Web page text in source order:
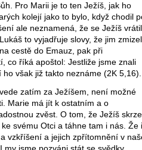
Pro Marii je to ten Ježíš, jak ho
kolejí jako to bylo, když chodil
ale neznamená, že se Ježíš
to vyjadřuje slovy, že jim
cestě do Emauz, pak při
co říká apoštol: Jestliže jsme znali
však již takto neznáme (2K 5,16).
zatím za Ježíšem, není možné
Marie má jít k ostatním a o
zvěst. O tom, že Ježíš skrze
svému Otci a táhne tam i nás. Že i
vzkříšení a jejich zpřítomnění v